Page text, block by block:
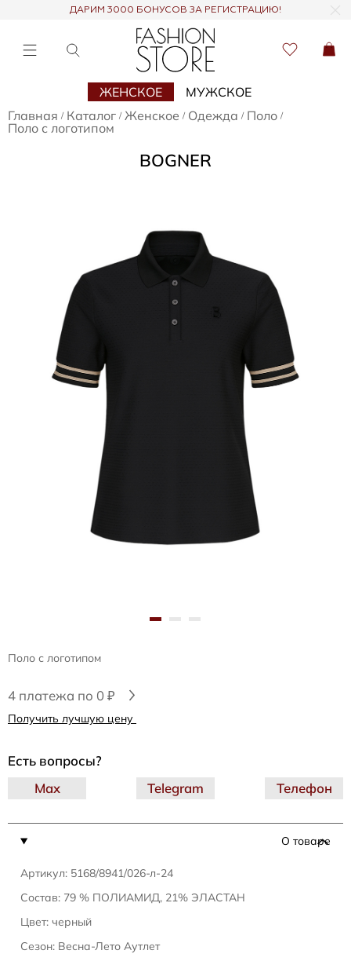
ДАРИМ 3000 БОНУСОВ ЗА РЕГИСТРАЦИЮ!
ЖЕНСКОЕ
МУЖСКОЕ
Главная / Каталог / Женское / Одежда / Поло /
Поло с логотипом
BOGNER
Поло с логотипом
4 платежа по 0 ₽
Получить лучшую цену
О товаре
Артикул: 5168/8941/026-л-24
Состав: 79 % ПОЛИАМИД, 21% ЭЛАСТАН
Цвет: черный
Сезон: Весна-Лето Аутлет
Есть вопросы?
Telegram
Max Телефон